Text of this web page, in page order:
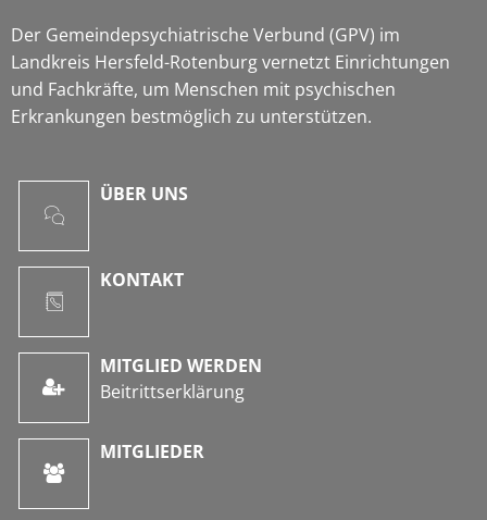
Der Gemeindepsychiatrische Verbund (GPV) im
Landkreis Hersfeld-Rotenburg vernetzt Einrichtungen
und Fachkräfte, um Menschen mit psychischen
Erkrankungen bestmöglich zu unterstützen.
ÜBER UNS
KONTAKT
MITGLIED WERDEN
Beitrittserklärung
MITGLIEDER